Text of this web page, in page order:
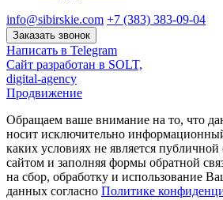
info@sibirskie.com +7 (383) 383-09-04
Заказать звонок
Написать в Telegram
Сайт разработан в SOLT,
digital-agency
Продвижение
Обращаем ваше внимание на то, что
носит исключительно
каких условиях не является
сайтом и заполняя формы обратной
на сбор, обработку и использование
данных согласно Политике